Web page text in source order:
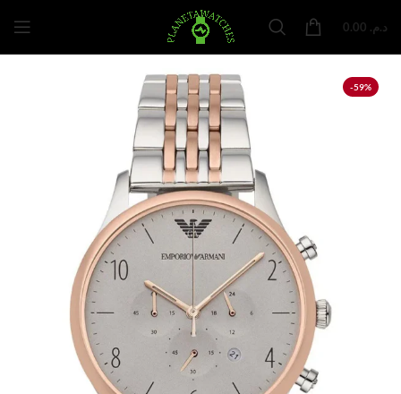
د.م.
-59%